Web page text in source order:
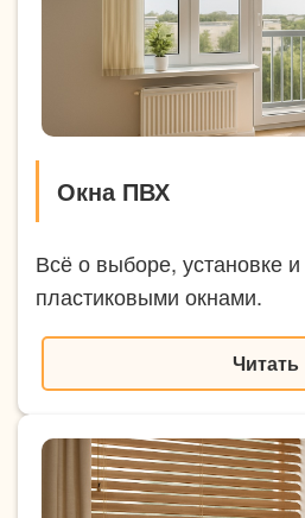
Окна ПВХ
Всё о выборе, установке и
пластиковыми окнами.
Читать